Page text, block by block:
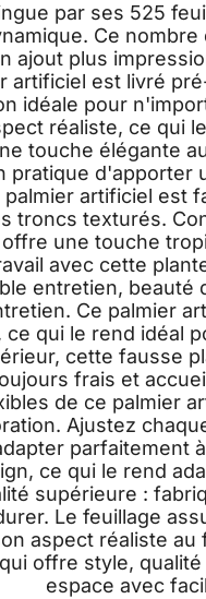
par ses 525
Ce
ajout plus
artificiel est livré
idéale pour
réaliste, ce qui
touche élégante
d'apporter
artificiel est
troncs texturés.
une touche
avec cette
entretien,
Ce palmier
qui le rend idéal
cette fausse
frais et
de ce palmier
Ajustez
parfaitement
ce qui le rend
supérieure :
Le feuillage
aspect réaliste
offre style,
espace avec